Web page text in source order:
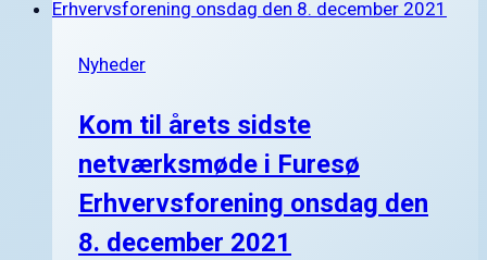
Nyheder
Kom til årets sidste
netværksmøde i Furesø
Erhvervsforening onsdag den
8. december 2021